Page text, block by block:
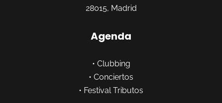
28015, Madrid
Agenda
• Clubbing
• Conciertos
• Festival Tributos